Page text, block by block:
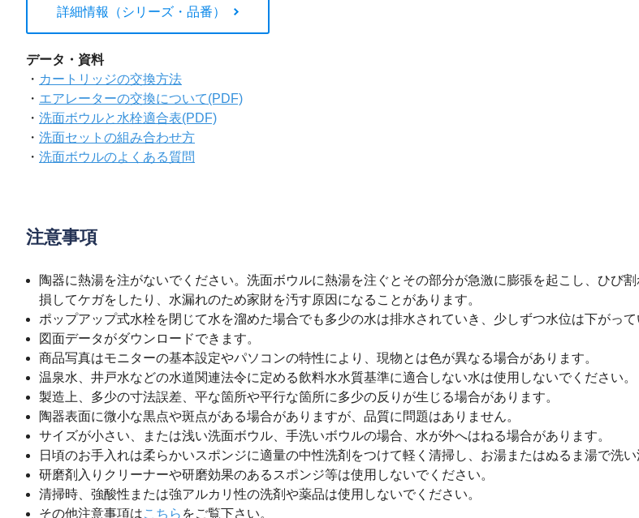
詳細情報（シリーズ・品番）
データ・資料
・ カートリッジの交換方法
・ エアレーターの交換について(PDF)
・ 洗面ボウルと水栓適合表(PDF)
・ 洗面セットの組み合わせ方
・ 洗面ボウルのよくある質問
注意事項
陶器に熱湯を注がないでください。洗面ボウルに熱湯を注ぐとその部分が急激に膨張を起こし、ひび
損してケガをしたり、水漏れのため家財を汚す原因になることがあります。
ポップアップ式水栓を閉じて水を溜めた場合でも多少の水は排水されていき、少しずつ水位は下がって
図面データがダウンロードできます。
商品写真はモニターの基本設定やパソコンの特性により、現物とは色が異なる場合があります。
温泉水、井戸水などの水道関連法令に定める飲料水水質基準に適合しない水は使用しないでください。
製造上、多少の寸法誤差、平な箇所や平行な箇所に多少の反りが生じる場合があります。
陶器表面に微小な黒点や斑点がある場合がありますが、品質に問題はありません。
サイズが小さい、または浅い洗面ボウル、手洗いボウルの場合、水が外へはねる場合があります。
日頃のお手入れは柔らかいスポンジに適量の中性洗剤をつけて軽く清掃し、お湯またはぬるま湯で洗い
研磨剤入りクリーナーや研磨効果のあるスポンジ等は使用しないでください。
清掃時、強酸性または強アルカリ性の洗剤や薬品は使用しないでください。
その他注意事項はこちら をご覧下さい。